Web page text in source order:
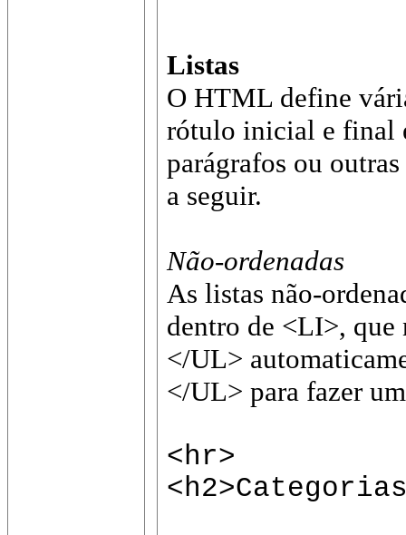
Listas
O HTML define
rótulo inicial e final
parágrafos ou
a seguir.
Não-ordenadas
As listas não-
dentro de <LI>, que
</UL>
</UL> para fazer
<hr>